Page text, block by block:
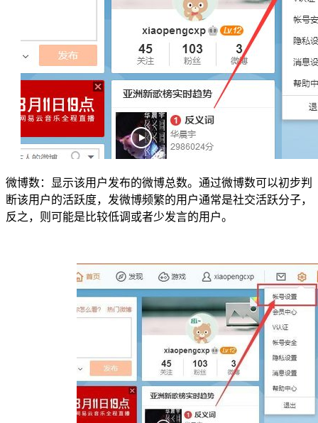
微博数：显示该用户发布的微博总数。通过微博数可以初步判
断该用户的活跃度，发微博频繁的用户通常是社交活跃分子，
反之，则可能是比较低调或者少发言的用户。